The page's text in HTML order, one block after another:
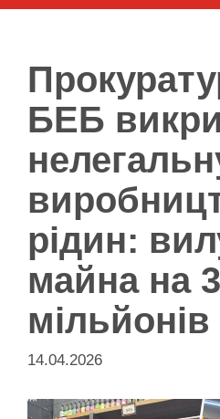
БЕБ
рідин:
майна на
мільйонів
14.04.2026